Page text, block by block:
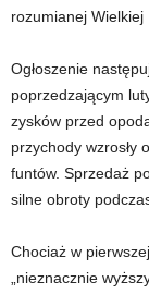
rozumianej Wielkiej
Ogłoszenie
poprzedzającym
zysków przed
przychody wzrosły
funtów. Sprzedaż
silne obroty
Chociaż w
„nieznacznie